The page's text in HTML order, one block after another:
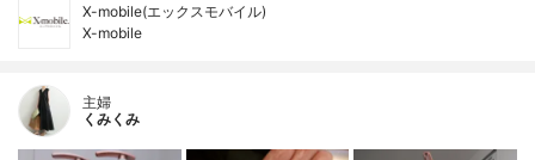
X-mobile(エックスモバイル)
X-mobile
主婦
くみくみ